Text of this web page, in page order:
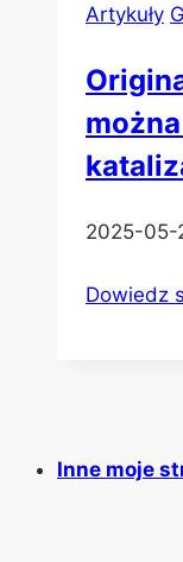
Artykuły
2025-05-
Dowiedz
Inne moje